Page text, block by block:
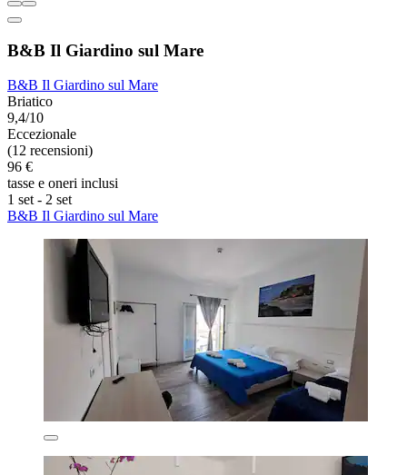
B&B Il Giardino sul Mare
B&B Il Giardino sul Mare
Briatico
9,4/10
Eccezionale
(12 recensioni)
96 €
tasse e oneri inclusi
1 set - 2 set
B&B Il Giardino sul Mare